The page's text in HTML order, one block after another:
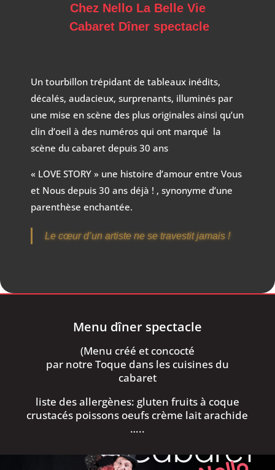
Chez Nello La Belle Vie
Cabaret Dîner spectacle
Un tourbillon trépidant de tableaux inédits,
décalés, audacieux, surprenants, illuminés par
une mise en scène des plus originales ainsi qu’un
clin d’oeil à des numéros qui ont marqué la
scène du cabaret depuis 30 ans
« LOVE STORY » une histoire d’amour entre Vous
et Nous depuis 30 ans déjà ! , synonyme d’une
parenthèse enchantée.
Le cœur d’un artiste ne se travestit jamais !
Menu dîner spectacle
(Menu créé et concocté
par notre Toque dans les cuisines du
cabaret
liste des allergènes: gluten fruits à coque
crustacés poissons oeufs crème lait arachide
…..